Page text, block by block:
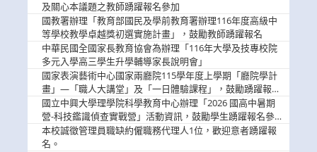
及關心本議題之教師踴躍報名參加
國教署辦理「教育部國民及學前教育署辦理116年度高級中
等學校教學卓越獎初選實施計畫」，鼓勵教師踴躍報名
中華民國全國家長教育協會為辦理「116年大學及技專校院
多元入學高三學生升學輔導家長說明會」
國家表演藝術中心國家兩廳院115學年度上學期「廳院學計
畫」—「職人大講堂」及「一日體驗課程」，鼓勵踴躍報名
參與。
國立中興大學理學院科學教育中心辦理「2026 國高中暑期
營-科技鑑識偵查實戰營」活動資訊，鼓勵學生踴躍報名參
加。
本校誠徵管理員職缺約僱職務代理人1位，歡迎意者踴躍報
名。